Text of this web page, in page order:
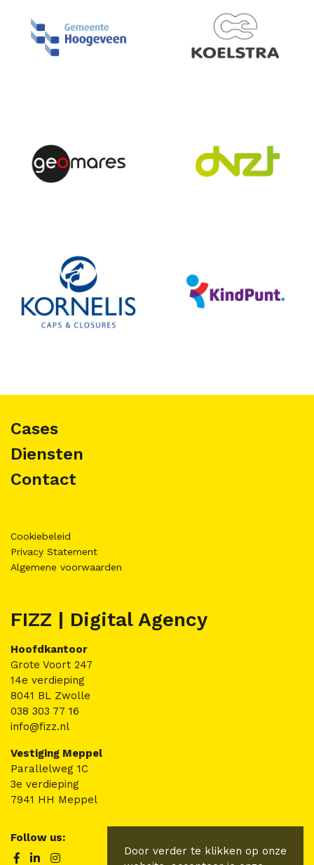
Cases
Diensten
Contact
Cookiebeleid
Privacy Statement
Algemene voorwaarden
FIZZ | Digital Agency
Hoofdkantoor
Grote Voort 247
14e verdieping
8041 BL Zwolle
038 303 77 16
info@fizz.nl
Vestiging Meppel
Parallelweg 1C
3e verdieping
7941 HH Meppel
Follow us:
Door verder te klikken op onze